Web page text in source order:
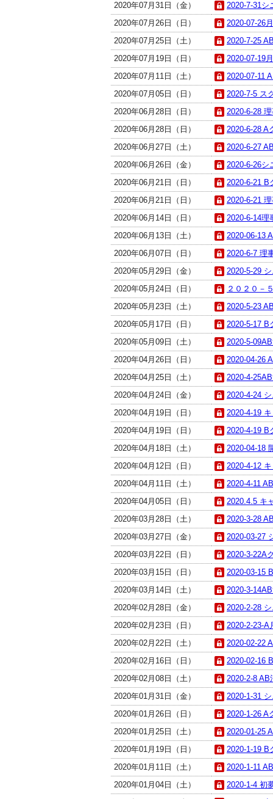
2020年07月31日（金）
2020-7-31シ
2020年07月26日（日）
2020-07-26
2020年07月25日（土）
2020-7-25
2020年07月19日（日）
2020-07-19
2020年07月11日（土）
2020-07-11
2020年07月05日（日）
2020-7-5 ス
2020年06月28日（日）
2020-6-28
2020年06月28日（日）
2020-6-28 A
2020年06月27日（土）
2020-6-27
2020年06月26日（金）
2020-6-26シ
2020年06月21日（日）
2020-6-21 B
2020年06月21日（日）
2020-6-21
2020年06月14日（日）
2020-6-14理
2020年06月13日（土）
2020-06-13
2020年06月07日（日）
2020-6-7 理
2020年05月29日（金）
2020-5-29
2020年05月24日（日）
２０２０－
2020年05月23日（土）
2020-5-23
2020年05月17日（日）
2020-5-17 B
2020年05月09日（土）
2020-5-
2020年04月26日（日）
2020-04-26
2020年04月25日（土）
2020-4-
2020年04月24日（金）
2020-4-24
2020年04月19日（日）
2020-4-19
2020年04月19日（日）
2020-4-19 B
2020年04月18日（土）
2020-04-18
2020年04月12日（日）
2020-4-12
2020年04月11日（土）
2020-4-11
2020年04月05日（日）
2020.4.5 キ
2020年03月28日（土）
2020-3-28
2020年03月27日（金）
2020-03-27
2020年03月22日（日）
2020-3-22A
2020年03月15日（日）
2020-03-15
2020年03月14日（土）
2020-3-
2020年02月28日（金）
2020-2-28
2020年02月23日（日）
2020-2-23-A
2020年02月22日（土）
2020-02-22
2020年02月16日（日）
2020-02-16
2020年02月08日（土）
2020-2-8 AB
2020年01月31日（金）
2020-1-31
2020年01月26日（日）
2020-1-26 A
2020年01月25日（土）
2020-01-25
2020年01月19日（日）
2020-1-19 B
2020年01月11日（土）
2020-1-11
2020年01月04日（土）
2020-1-4 初